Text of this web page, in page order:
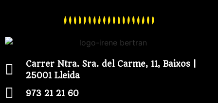
Carrer Ntra. Sra. del Carme, 11, Baixos |
25001 Lleida
973 21 21 60